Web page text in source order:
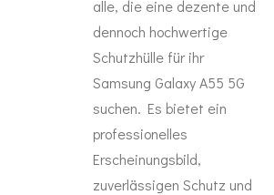
alle, die eine dezente und
dennoch hochwertige
Schutzhülle für ihr
Samsung Galaxy A55 5G
suchen. Es bietet ein
professionelles
Erscheinungsbild,
zuverlässigen Schutz und